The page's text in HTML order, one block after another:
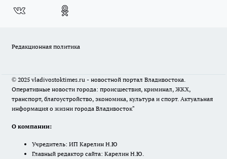
Редакционная политика
© 2025 vladivostoktimes.ru - новостной портал Владивостока.
Оперативные новости города: происшествия, криминал, ЖКХ,
транспорт, благоустройство, экономика, культура и спорт. Актуальная
информация о жизни города Владивосток"
О компании:
Учредитель: ИП Карелин Н.Ю
Главный редактор сайта: Карелин Н.Ю.